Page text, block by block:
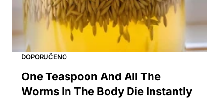
One Teaspoon And All The
Worms In The Body Die Instantly